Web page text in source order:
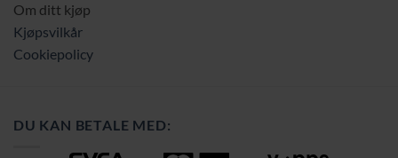
Om ditt kjøp
Kjøpsvilkår
Cookiepolicy
DU KAN BETALE MED: